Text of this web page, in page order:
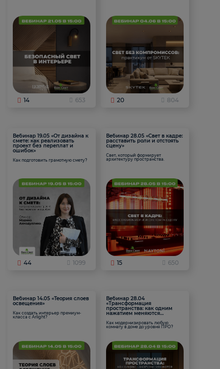
14 653 20 804
Вебинар 19.05 «От дизайна к
смете: как реализовать
проект без переплат и
ошибок»
Как подготовить грамотную смету?
44 1099
Вебинар 28.05 «Свет в кадре:
расставить роли и отстоять
сцену»
Свет, который формирует
архитектуру пространства.
15 650
Вебинар 14.05 «Теория слоев
освещения»
Как создать интерьер премиум-
класса с Arlight?
Вебинар 28.04
«Трансформация
пространства: как одним
нажатием меняются
Как модернизировать любую
комнату в доме до уровня ПРО?